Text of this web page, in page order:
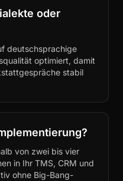
oder
deutschsprachige
optimiert, damit
stabil
von zwei bis vier
in Ihr TMS, CRM und
ohne Big-Bang-